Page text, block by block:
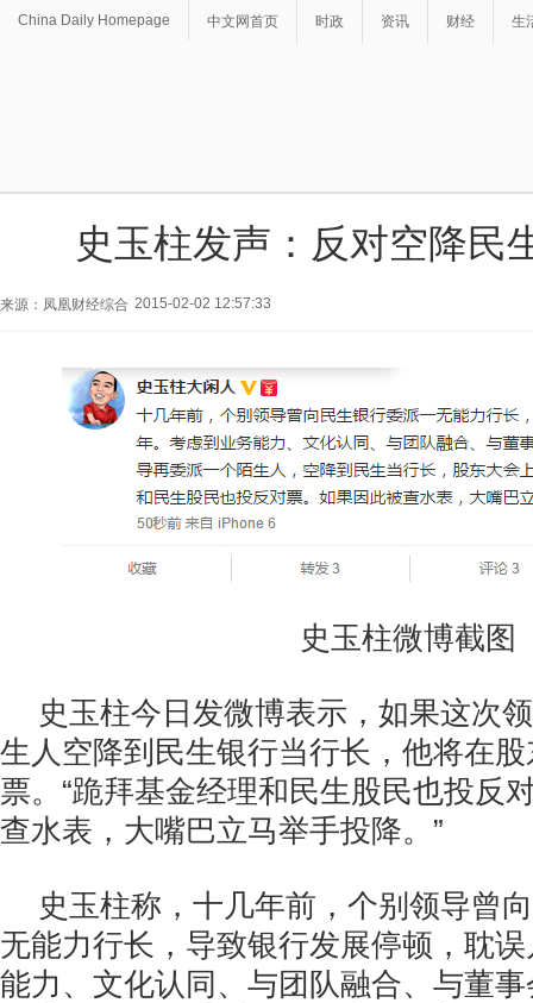
China Daily Homepage 中文网首页 时政 资讯 财经 生
史玉柱发声：反对空降民
来源：凤凰财经综合 2015-02-02 12:57:33
史玉柱微博截图
史玉柱今日发微博表示，如果这次
生人空降到民生银行当行长，他将在
票。“跪拜基金经理和民生股民也投反
查水表，大嘴巴立马举手投降。”
史玉柱称，十几年前，个别领导曾
无能力行长，导致银行发展停顿，耽
能力、文化认同、与团队融合、与董